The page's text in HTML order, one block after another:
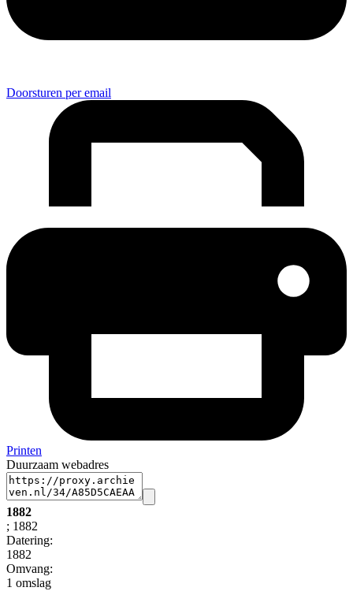
Doorsturen per email
Printen
Duurzaam webadres
1882
; 1882
Datering:
1882
Omvang:
1 omslag